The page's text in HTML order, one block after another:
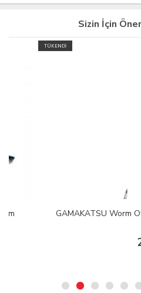
Sizin İçin
GAMAKATSU Worm Offset